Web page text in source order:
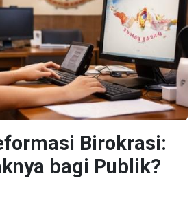
Birokrasi:
bagi Publik?